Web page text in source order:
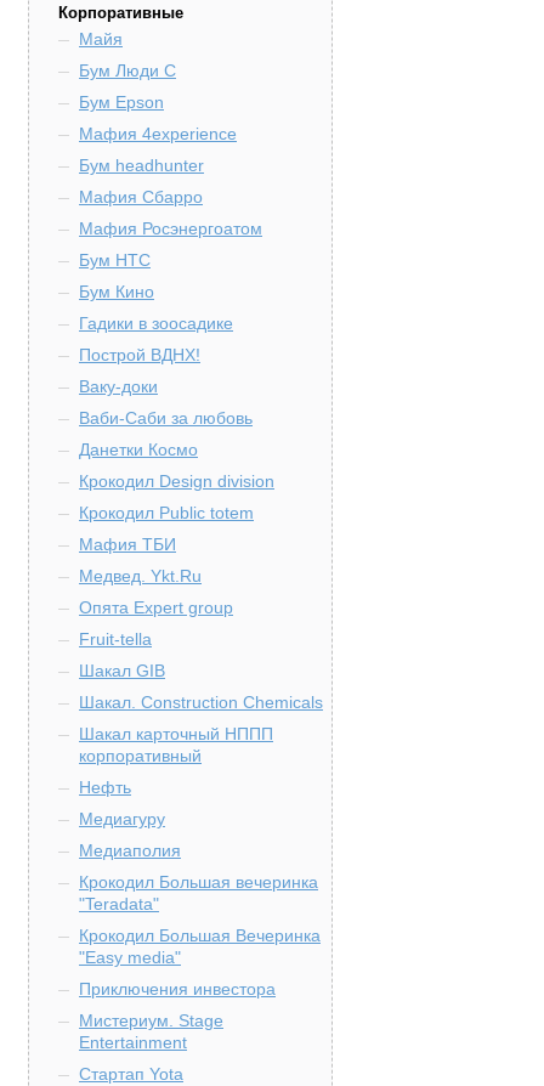
Корпоративные
Майя
Бум Люди С
Бум Epson
Мафия 4experience
Бум headhunter
Мафия Сбарро
Мафия Росэнергоатом
Бум HTC
Бум Кино
Гадики в зоосадике
Построй ВДНХ!
Ваку-доки
Ваби-Саби за любовь
Данетки Космо
Крокодил Design division
Крокодил Public totem
Мафия ТБИ
Медвед. Ykt.Ru
Опята Expert group
Fruit-tella
Шакал GIB
Шакал. Construction Chemicals
Шакал карточный НППП
корпоративный
Нефть
Медиагуру
Медиаполия
Крокодил Большая вечеринка
"Teradata"
Крокодил Большая Вечеринка
"Easy media"
Приключения инвестора
Мистериум. Stage
Entertainment
Стартап Yota